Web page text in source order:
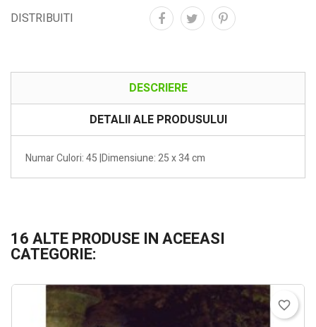
DISTRIBUITI
DESCRIERE
DETALII ALE PRODUSULUI
Numar Culori: 45 |Dimensiune: 25 x 34 cm
16 ALTE PRODUSE IN ACEEASI
CATEGORIE:
favorite_border